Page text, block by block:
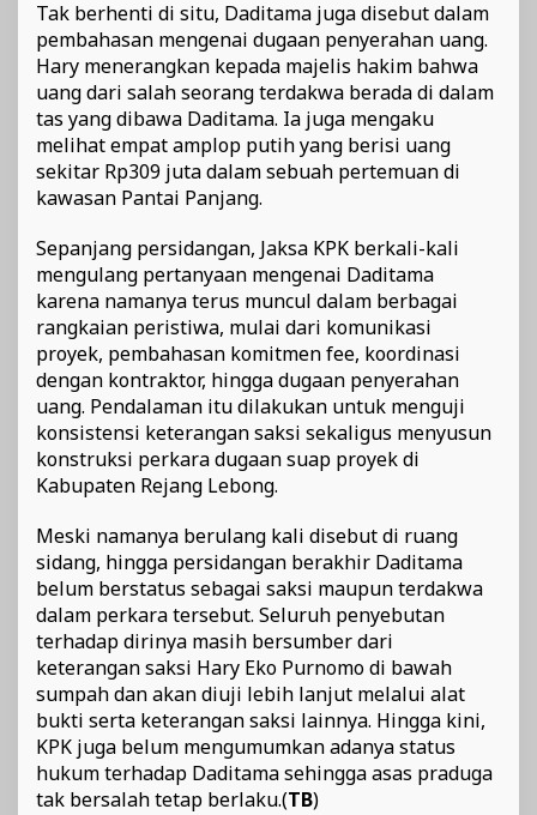
Tak berhenti di situ, Daditama juga disebut dalam
pembahasan mengenai dugaan penyerahan uang.
Hary menerangkan kepada majelis hakim bahwa
uang dari salah seorang terdakwa berada di dalam
tas yang dibawa Daditama. Ia juga mengaku
melihat empat amplop putih yang berisi uang
sekitar Rp309 juta dalam sebuah pertemuan di
kawasan Pantai Panjang.
Sepanjang persidangan, Jaksa KPK berkali-kali
mengulang pertanyaan mengenai Daditama
karena namanya terus muncul dalam berbagai
rangkaian peristiwa, mulai dari komunikasi
proyek, pembahasan komitmen fee, koordinasi
dengan kontraktor, hingga dugaan penyerahan
uang. Pendalaman itu dilakukan untuk menguji
konsistensi keterangan saksi sekaligus menyusun
konstruksi perkara dugaan suap proyek di
Kabupaten Rejang Lebong.
Meski namanya berulang kali disebut di ruang
sidang, hingga persidangan berakhir Daditama
belum berstatus sebagai saksi maupun terdakwa
dalam perkara tersebut. Seluruh penyebutan
terhadap dirinya masih bersumber dari
keterangan saksi Hary Eko Purnomo di bawah
sumpah dan akan diuji lebih lanjut melalui alat
bukti serta keterangan saksi lainnya. Hingga kini,
KPK juga belum mengumumkan adanya status
hukum terhadap Daditama sehingga asas praduga
tak bersalah tetap berlaku.(TB)